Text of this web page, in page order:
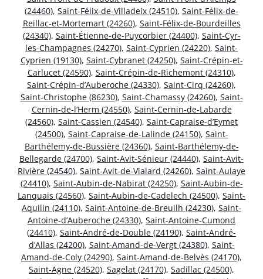
(24460), Saint-Félix-de-Villadeix (24510), Saint-Félix-de-
Reillac-et-Mortemart (24260), Saint-Félix-de-Bourdeilles
(24340), Saint-Étienne-de-Puycorbier (24400), Saint-Cyr-
les-Champagnes (24270), Saint-Cyprien (24220), Saint-
Cyprien (19130), Saint-Cybranet (24250), Saint-Crépin-et-
Carlucet (24590), Saint-Crépin-de-Richemont (24310),
Saint-Crépin-d’Auberoche (24330), Saint-Cirq (24260),
Saint-Christophe (86230), Saint-Chamassy (24260), Saint-
Cernin-de-l’Herm (24550), Saint-Cernin-de-Labarde
(24560), Saint-Cassien (24540), Saint-Capraise-d’Eymet
(24500), Saint-Capraise-de-Lalinde (24150), Saint-
Barthélemy-de-Bussière (24360), Saint-Barthélemy-de-
Bellegarde (24700), Saint-Avit-Sénieur (24440), Saint-Avit-
Rivière (24540), Saint-Avit-de-Vialard (24260), Saint-Aulaye
(24410), Saint-Aubin-de-Nabirat (24250), Saint-Aubin-de-
Lanquais (24560), Saint-Aubin-de-Cadelech (24500), Saint-
Aquilin (24110), Saint-Antoine-de-Breuilh (24230), Saint-
Antoine-d’Auberoche (24330), Saint-Antoine-Cumond
(24410), Saint-André-de-Double (24190), Saint-André-
d’Allas (24200), Saint-Amand-de-Vergt (24380), Saint-
Amand-de-Coly (24290), Saint-Amand-de-Belvès (24170),
Saint-Agne (24520), Sagelat (24170), Sadillac (24500),